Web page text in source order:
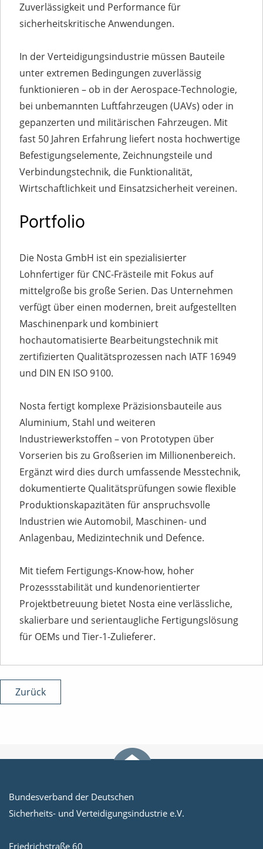
Zuverlässigkeit und Performance für
sicherheitskritische Anwendungen.
In der Verteidigungsindustrie müssen Bauteile
unter extremen Bedingungen zuverlässig
funktionieren – ob in der Aerospace-Technologie,
bei unbemannten Luftfahrzeugen (UAVs) oder in
gepanzerten und militärischen Fahrzeugen. Mit
fast 50 Jahren Erfahrung liefert nosta hochwertige
Befestigungselemente, Zeichnungsteile und
Verbindungstechnik, die Funktionalität,
Wirtschaftlichkeit und Einsatzsicherheit vereinen.
Portfolio
Die Nosta GmbH ist ein spezialisierter
Lohnfertiger für CNC-Frästeile mit Fokus auf
mittelgroße bis große Serien. Das Unternehmen
verfügt über einen modernen, breit aufgestellten
Maschinenpark und kombiniert
hochautomatisierte Bearbeitungstechnik mit
zertifizierten Qualitätsprozessen nach IATF 16949
und DIN EN ISO 9100.
Nosta fertigt komplexe Präzisionsbauteile aus
Aluminium, Stahl und weiteren
Industriewerkstoffen – von Prototypen über
Vorserien bis zu Großserien im Millionenbereich.
Ergänzt wird dies durch umfassende Messtechnik,
dokumentierte Qualitätsprüfungen sowie flexible
Produktionskapazitäten für anspruchsvolle
Industrien wie Automobil, Maschinen- und
Anlagenbau, Medizintechnik und Defence.
Mit tiefem Fertigungs-Know-how, hoher
Prozessstabilität und kundenorientierter
Projektbetreuung bietet Nosta eine verlässliche,
skalierbare und serientaugliche Fertigungslösung
für OEMs und Tier-1-Zulieferer.
Zurück
Bundesverband der Deutschen
Sicherheits- und Verteidigungsindustrie e.V.
Friedrichstraße 60